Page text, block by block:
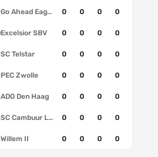
Go Ahead Eagles 0 0 0 0
Excelsior SBV 0 0 0 0
SC Telstar 0 0 0 0
PEC Zwolle 0 0 0 0
ADO Den Haag 0 0 0 0
SC Cambuur Leeuwarden 0 0 0 0
Willem II 0 0 0 0